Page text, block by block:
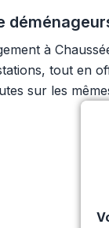
à
tout en
sur les